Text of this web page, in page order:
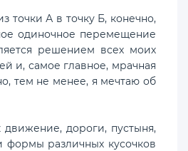
А в точку Б, конечно,
одиночное перемещение
решением всех моих
и, самое главное, мрачная
тем не менее, я мечтаю об
дороги, пустыня,
формы различных кусочков